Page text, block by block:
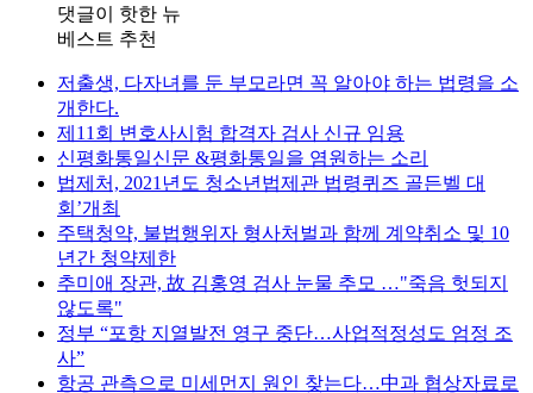
댓글이 핫한 뉴
베스트 추천
저출생, 다자녀를 둔 부모라면 꼭 알아야 하는 법령을 소
개한다.
제11회 변호사시험 합격자 검사 신규 임용
신평화통일신문 &평화통일을 염원하는 소리
법제처, 2021년도 청소년법제관 법령퀴즈 골든벨 대
회’개최
주택청약, 불법행위자 형사처벌과 함께 계약취소 및 10
년간 청약제한
추미애 장관, 故 김홍영 검사 눈물 추모 …"죽음 헛되지
않도록"
정부 “포항 지열발전 영구 중단…사업적정성도 엄정 조
사”
항공 관측으로 미세먼지 원인 찾는다…中과 협상자료로